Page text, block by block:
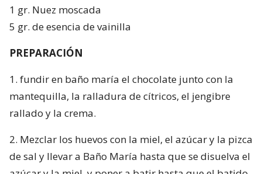
1 gr. Nuez moscada
5 gr. de esencia de vainilla
PREPARACIÓN
1. fundir en baño maría el chocolate junto con la
mantequilla, la ralladura de cítricos, el jengibre
rallado y la crema.
2. Mezclar los huevos con la miel, el azúcar y la pizca
de sal y llevar a Baño María hasta que se disuelva el